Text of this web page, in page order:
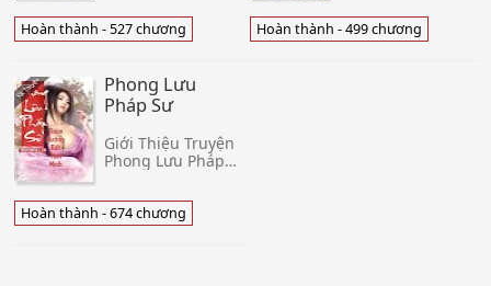
Thần Long tinh
phách biến thành
long hình dấu ấn.
nhiên đạt được
một khối long
hình thạch, bị
trong đó năng
lượng khổng lồ no
đến mức tan xư
Hoàn thành - 527 chương
trên thế giới,
Đông Phương
Tung Hoành lần
Hoàn thành - 499 chương
Phong Lưu
Pháp Sư
Giới Thiệu Truyện
Phong Lưu Pháp
kỳ và cảm động kể
về Long Nhất -
Hoàn thành - 674 chương